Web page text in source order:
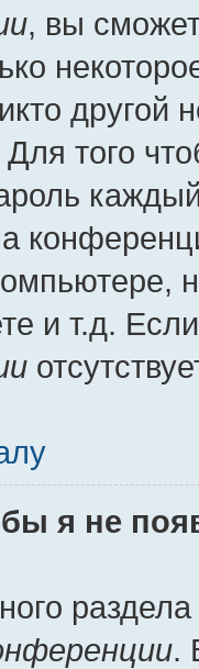
, вы
другой
того
и т.д.
я не
.